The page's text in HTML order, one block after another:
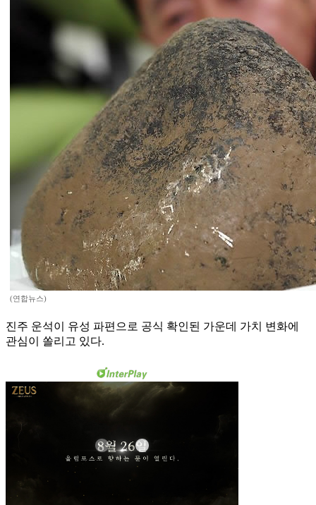
(연합뉴스)
진주 운석이 유성 파편으로 공식 확인된 가운데 가치 변화에
관심이 쏠리고 있다.